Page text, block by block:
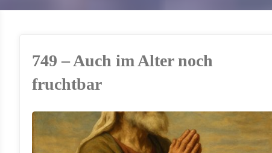
749 – Auch im Alter noch
fruchtbar